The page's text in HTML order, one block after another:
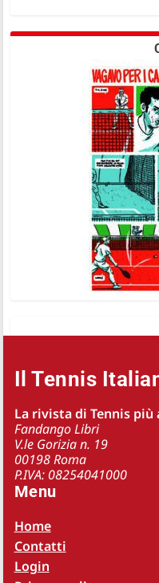
Il Tennis
La rivista di Tennis più
Fandango Libri
V.le Gorizia n. 19
00198 Roma
P.IVA: 08254041000
Menu
Home
Contatti
Login